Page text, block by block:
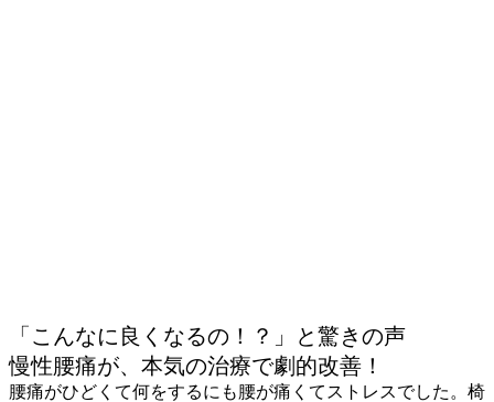
「こんなに良くなるの！？」と驚きの声
慢性腰痛が、本気の治療で劇的改善！
腰痛がひどくて何をするにも腰が痛くてストレスでした。椅